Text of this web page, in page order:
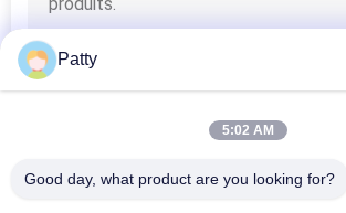
Patty
5:02 AM
Good day, what product are you looking for?